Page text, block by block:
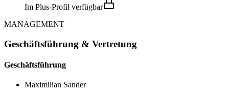
Im Plus-Profil verfügbar
MANAGEMENT
Geschäftsführung & Vertretung
Geschäftsführung
Maximilian Sander